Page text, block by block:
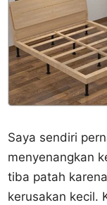
Saya sendiri
menyenangkan
tiba patah
kerusakan kecil.